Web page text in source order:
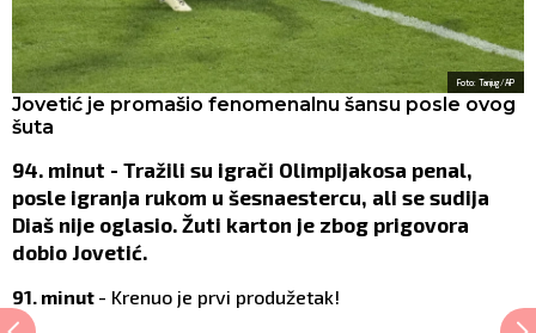
Foto: Tanjug/AP
Jovetić je promašio fenomenalnu šansu posle ovog
šuta
94. minut - Tražili su igrači Olimpijakosa penal,
posle igranja rukom u šesnaestercu, ali se sudija
Diaš nije oglasio. Žuti karton je zbog prigovora
dobio Jovetić.
91. minut - Krenuo je prvi produžetak!